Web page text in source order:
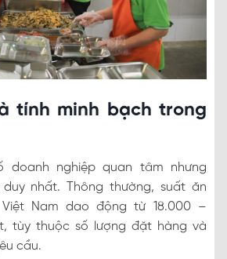
tính minh bạch trong
nghiệp quan tâm nhưng
nhất. Thông thường, suất ăn
Nam dao động từ 18.000 –
tùy thuộc số lượng đặt hàng và
cầu.